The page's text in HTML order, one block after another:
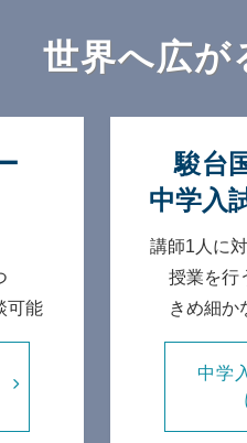
世界へ広が
可能
駿台
中学入
講師1人に
授業を行
きめ細か
中学